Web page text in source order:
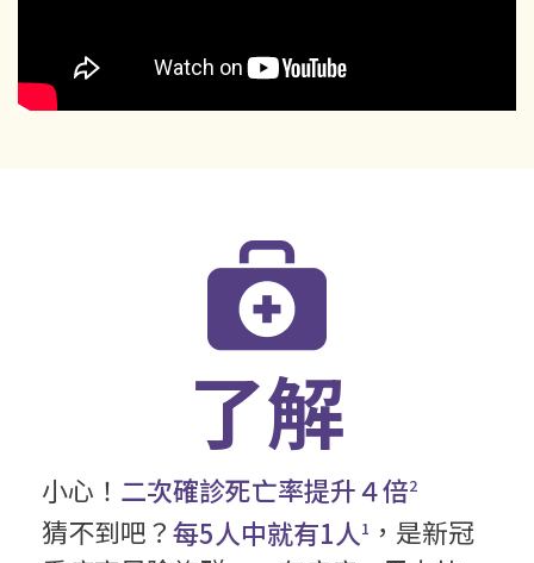
了解
小心！ 二次確診死亡率提升４倍2
猜不到吧？每5人中就有1人1 ，是新冠